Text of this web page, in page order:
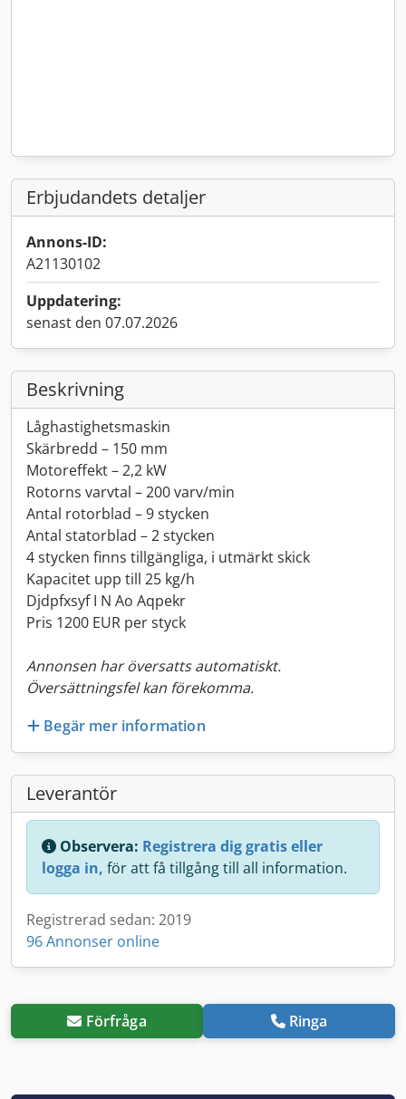
Erbjudandets detaljer
Annons-ID:
A21130102
Uppdatering:
senast den 07.07.2026
Beskrivning
Låghastighetsmaskin
Skärbredd – 150 mm
Motoreffekt – 2,2 kW
Rotorns varvtal – 200 varv/min
Antal rotorblad – 9 stycken
Antal statorblad – 2 stycken
4 stycken finns tillgängliga, i utmärkt skick
Kapacitet upp till 25 kg/h
Djdpfxsyf I N Ao Aqpekr
Pris 1200 EUR per styck
Annonsen har översatts automatiskt.
Översättningsfel kan förekomma.
Begär mer information
Leverantör
Observera: Registrera dig gratis eller
logga in, för att få tillgång till all information.
Registrerad sedan: 2019
96 Annonser online
Förfråga Ringa